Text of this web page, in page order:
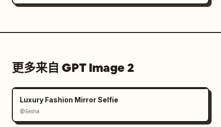
更多来自 GPT Image 2
Luxury Fashion Mirror Selfie
@Eesha